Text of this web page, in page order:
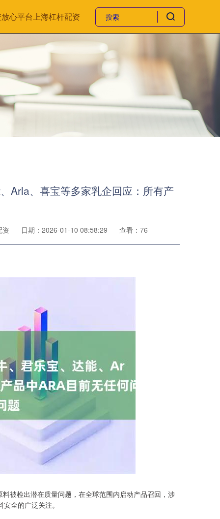
心平台上海杠杆配资
Arla、喜宝等多家乳企回应：所有产
资 日期：2026-01-10 08:58:29 查看：76
被检出潜在质量问题，在全球范围内启动产品召回，涉
全的广泛关注。